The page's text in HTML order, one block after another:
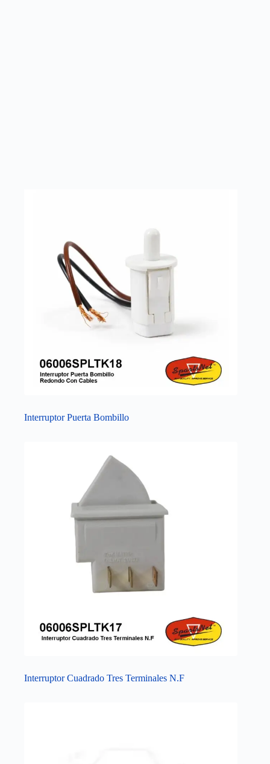
Interruptor Puerta Bombillo
Interruptor Cuadrado Tres Terminales N.F